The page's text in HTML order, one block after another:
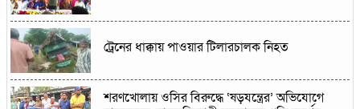
ট্রেনের ধাক্কায় পাওয়ার টিলারচালক নিহত
শরণখোলায় ওসির বিরুদ্ধে ‘ষড়যন্ত্রের’ অভিযোগে